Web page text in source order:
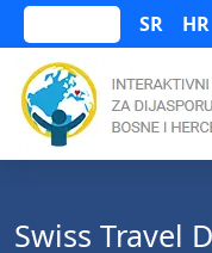
SR HR
Swiss Travel